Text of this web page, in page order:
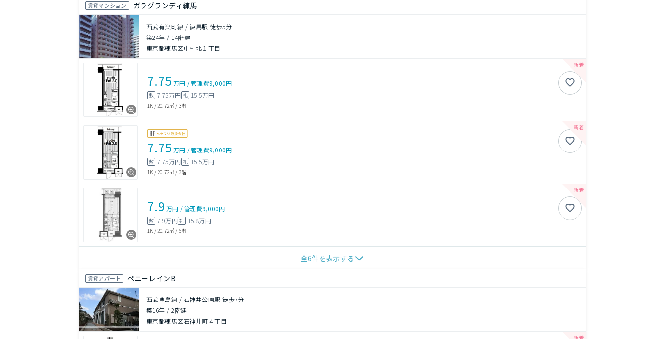
賃貸マンション ガラグランディ練馬
西武有楽町線 / 練馬駅 徒歩5分
築24年 / 14階建
東京都練馬区中村北１丁目
7.75 万円 /管理費9,000円
敷 7.75万円 礼 15.5万円
1K / 20.72㎡ / 3階
7.75 万円 /管理費9,000円
敷 7.75万円 礼 15.5万円
1K /20.72㎡ / 3階
7.9 万円 /管理費9,000円
敷 7.9万円礼 15.8万円
1K / 20.72㎡ / 6階
全6件を表示する
賃貸アパート ペニーレインB
西武豊島線 / 石神井公園駅 徒歩7分
築16年 /2階建
東京都練馬区石神井町４丁目